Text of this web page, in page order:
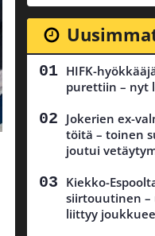
HIFK-
purettiin – nyt
Jokerien ex-
töitä – toinen
joutui
Kiekko-
siirtouutinen –
liittyy